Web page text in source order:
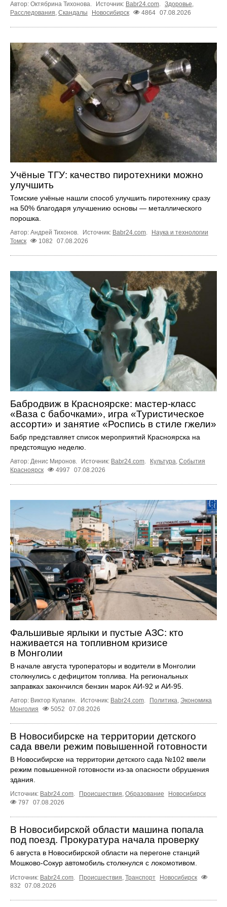
Автор: Октябрина Тихонова. Источник: Babr24.com Здоровье
Расследования Скандалы Новосибирск 4864 07.08.2026
Учёные ТГУ: качество пиротехники можно
улучшить
Томские учёные нашли способ улучшить пиротехнику сразу
на 50% благодаря улучшению основы — металлического
порошка.
Автор: Андрей Тихонов. Источник: Babr24.com.
Наука и технологии
Томск
1082 07.08.2026
Бабродвиж в Красноярске: мастер-класс
«Ваза с бабочками», игра «Туристическое
ассорти» и занятие «Роспись в стиле гжели»
Бабр представляет список мероприятий Красноярска на
предстоящую неделю.
Автор: Денис Миронов. Источник: Babr24.com. Культура, События
Красноярск
4997 07.08.2026
Фальшивые ярлыки и пустые АЗС: кто
наживается на топливном кризисе
в Монголии
В начале августа туроператоры и водители в Монголии
столкнулись с дефицитом топлива. На региональных
заправках закончился бензин марок АИ-92 и АИ-95.
Автор: Виктор Кулагин. Источник: Babr24.com Политика Экономика
Монголия
5052 07.08.2026
В Новосибирске на территории детского
сада ввели режим повышенной готовности
В Новосибирске на территории детского сада №102 ввели
режим повышенной готовности из-за опасности обрушения
здания.
Источник: Babr24.com. Происшествия, Образование
Новосибирск
797
07.08.2026
В Новосибирской области машина попала
под поезд. Прокуратура начала проверку
6 августа в Новосибирской области на перегоне станций
Мошково-Сокур автомобиль столкнулся с локомотивом.
Источник: Babr24.com. Происшествия, Транспорт
Новосибирск
832
07.08.2026